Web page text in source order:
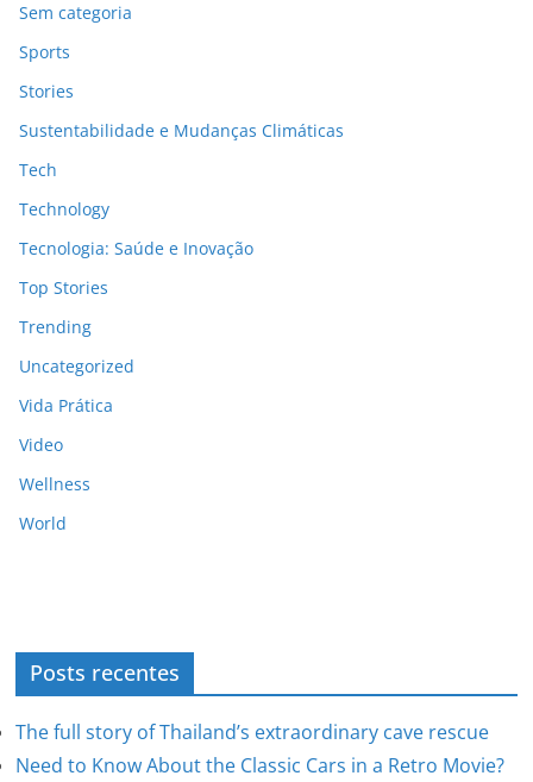
Sem categoria
Sports
Stories
Sustentabilidade e Mudanças Climáticas
Tech
Technology
Tecnologia: Saúde e Inovação
Top Stories
Trending
Uncategorized
Vida Prática
Video
Wellness
World
Posts recentes
The full story of Thailand’s extraordinary cave rescue
Need to Know About the Classic Cars in a Retro Movie?